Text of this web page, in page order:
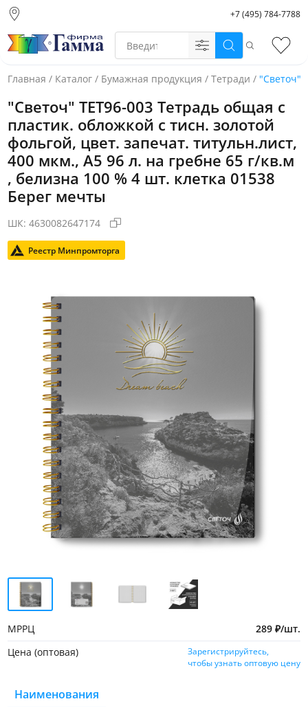
склад)
Санкт-Петербург
Екатеринбург
+7 (495) 784-7788
Поиск
Главная / Каталог / Бумажная продукция / Тетради / "Светоч"
"Светоч" ТЕТ96-003 Тетрадь общая с
пластик. обложкой с тисн. золотой
фольгой, цвет. запечат. титульн.лист,
400 мкм., A5 96 л. на гребне 65 г/кв.м
, белизна 100 % 4 шт. клетка 01538
Берег мечты
ШК: 4630082647174
Реестр Минпромторга
МРРЦ 289 ₽/шт.
Цена (оптовая)
Зарегистрируйтесь,
чтобы узнать оптовую цену
Наименования